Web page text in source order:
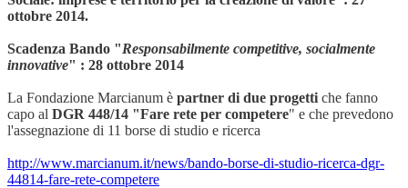
ottobre 2014.
Scadenza Bando "Responsabilmente competitive, socialmente
innovative" : 28 ottobre 2014
La Fondazione Marcianum è partner di due progetti che fanno
capo al DGR 448/14 "Fare rete per competere" e che prevedono
l'assegnazione di 11 borse di studio e ricerca
http://www.marcianum.it/news/bando-borse-di-studio-ricerca-dgr-
44814-fare-rete-competere